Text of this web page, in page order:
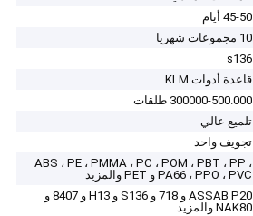
45-50 أيام
10 مجموعات شهريا
s136
قاعدة أدوات KLM
300000-500.000 طلقات
تلميع عالي
تجويف واحد
ABS ، PE ، PMMA ، PC ، POM ، PBT ، PP ،
PA66 ، PPO ، PVC و PET والمزيد
ASSAB P20 و 718 و S136 و H13 و 8407 و
NAK80 والمزيد